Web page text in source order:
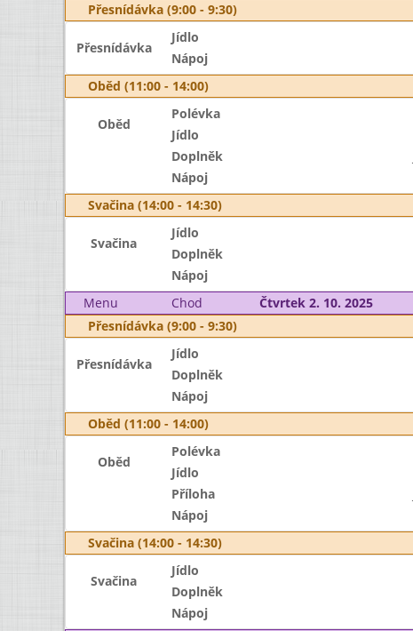
Přesnídávka (9:00 - 9:30)
Přesnídávka
Jídlo
Nápoj
Oběd (11:00 - 14:00)
Oběd
Polévka
Jídlo
Doplněk
Nápoj
Svačina (14:00 - 14:30)
Svačina
Jídlo
Doplněk
Nápoj
Menu
Chod Čtvrtek 2. 10. 2025
Přesnídávka (9:00 - 9:30)
Přesnídávka
Jídlo
Doplněk
Nápoj
Oběd (11:00 - 14:00)
Oběd
Polévka
Jídlo
Příloha
Nápoj
Svačina (14:00 - 14:30)
Svačina
Jídlo
Doplněk
Nápoj